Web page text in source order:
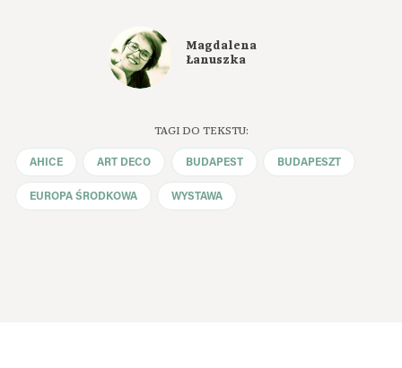
Magdalena
Łanuszka
TAGI DO TEKSTU:
AHICE ART DECO BUDAPEST BUDAPESZT
EUROPA ŚRODKOWA WYSTAWA